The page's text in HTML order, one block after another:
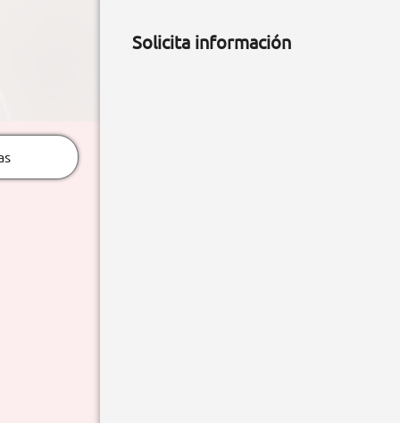
Solicita información